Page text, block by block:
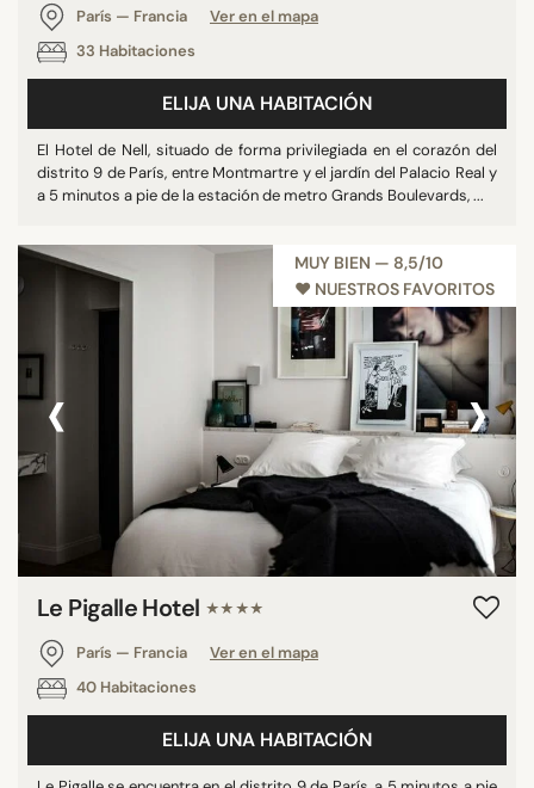
París — Francia
Ver en el mapa
33 Habitaciones
ELIJA UNA HABITACIÓN
El Hotel de Nell, situado de forma privilegiada en el corazón del
distrito 9 de París, entre Montmartre y el jardín del Palacio Real y
a 5 minutos a pie de la estación de metro Grands Boulevards, ...
MUY BIEN — 8,5/10
♥︎ NUESTROS FAVORITOS
‹ ›
Le Pigalle Hotel ★★★★
París — Francia
Ver en el mapa
40 Habitaciones
ELIJA UNA HABITACIÓN